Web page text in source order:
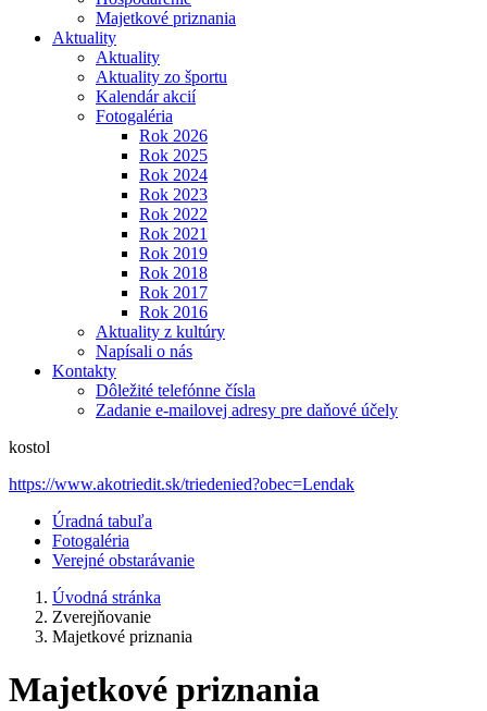
Majetkové priznania
Aktuality
Aktuality
Aktuality zo športu
Kalendár akcií
Fotogaléria
Rok 2026
Rok 2025
Rok 2024
Rok 2023
Rok 2022
Rok 2021
Rok 2019
Rok 2018
Rok 2017
Rok 2016
Aktuality z kultúry
Napísali o nás
Kontakty
Dôležité telefónne čísla
Zadanie e-mailovej adresy pre daňové účely
kostol
https://www.akotriedit.sk/triedenied?obec=Lendak
Úradná tabuľa
Fotogaléria
Verejné obstarávanie
Úvodná stránka
Zverejňovanie
Majetkové priznania
Majetkové priznania